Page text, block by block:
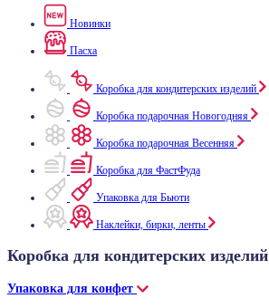
Новинки
Пасха
Коробка для кондитерских изделий
Коробка подарочная Новогодняя
Коробка подарочная Весенняя
Коробка для ФастФуда
Упаковка для Бьюти
Наклейки, бирки, ленты
Коробка для кондитерских изделий
Упаковка для конфет